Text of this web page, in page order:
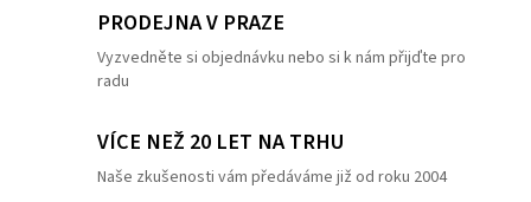
PRODEJNA V PRAZE
Vyzvedněte si objednávku nebo si k nám přijďte pro
radu
VÍCE NEŽ 20 LET NA TRHU
Naše zkušenosti vám předáváme již od roku 2004